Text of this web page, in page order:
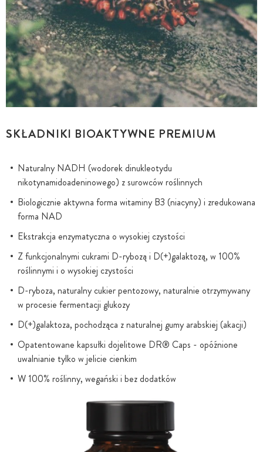
SKŁADNIKI BIOAKTYWNE PREMIUM
Naturalny NADH (wodorek dinukleotydu
nikotynamidoadeninowego) z surowców roślinnych
Biologicznie aktywna forma witaminy B3 (niacyny) i zredukowana
forma NAD
Ekstrakcja enzymatyczna o wysokiej czystości
Z funkcjonalnymi cukrami D-rybozą i D(+)galaktozą, w 100%
roślinnymi i o wysokiej czystości
D-ryboza, naturalny cukier pentozowy, naturalnie otrzymywany
w procesie fermentacji glukozy
D(+)galaktoza, pochodząca z naturalnej gumy arabskiej (akacji)
Opatentowane kapsułki dojelitowe DR® Caps - opóźnione
uwalnianie tylko w jelicie cienkim
W 100% roślinny, wegański i bez dodatków